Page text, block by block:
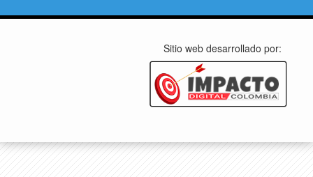
Sitio web desarrollado por: